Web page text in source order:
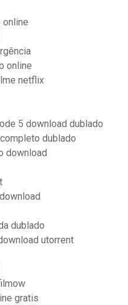
online
online
netflix
5 download dublado
dublado
download
dublado
utorrent
gratis